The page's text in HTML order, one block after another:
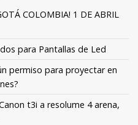
COLOMBIA! 1 DE ABRIL
para Pantallas de Led
permiso para proyectar en
t3i a resolume 4 arena,